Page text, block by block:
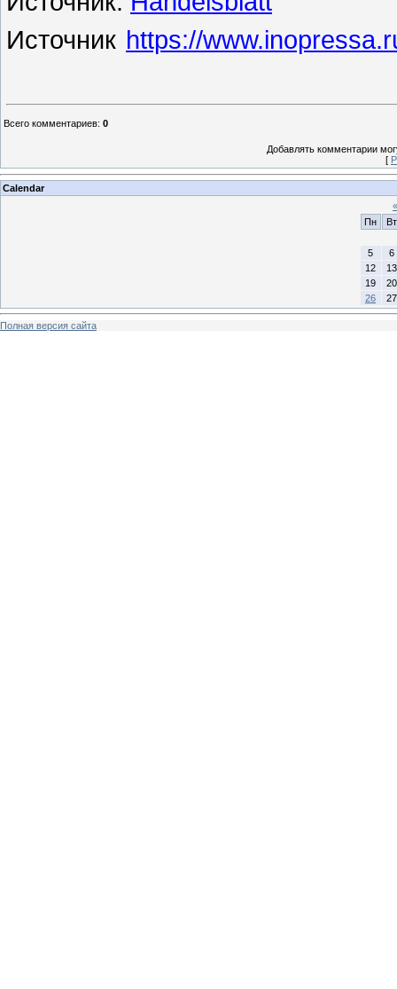
Источник https://
Всего комментариев: 0
Добавлять комментарии
[
Calendar
«
Пн
Вт
5
6
12
13
19
20
26
27
Полная версия сайта